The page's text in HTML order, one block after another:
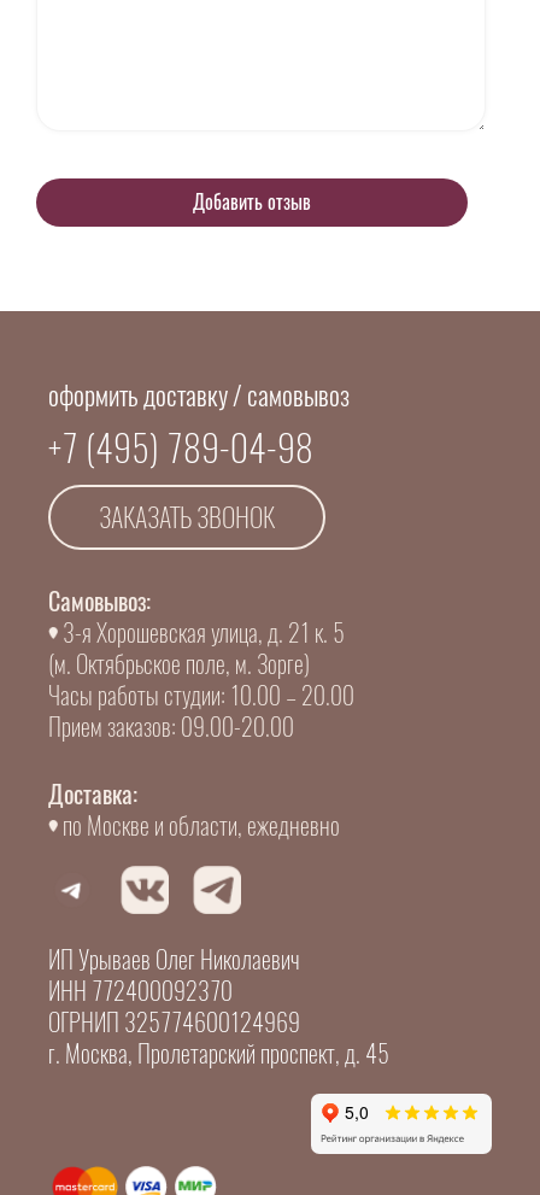
оформить доставку / самовывоз
+7 (495) 789-04-98
ЗАКАЗАТЬ ЗВОНОК
Самовывоз:
3-я Хорошевская улица, д. 21 к. 5
(м. Октябрьское поле, м. Зорге)
Часы работы студии: 10.00 – 20.00
Прием заказов: 09.00-20.00
Доставка:
по Москве и области, ежедневно
ИП Урываев Олег Николаевич
ИНН 772400092370
ОГРНИП 325774600124969
г. Москва, Пролетарский проспект, д. 45